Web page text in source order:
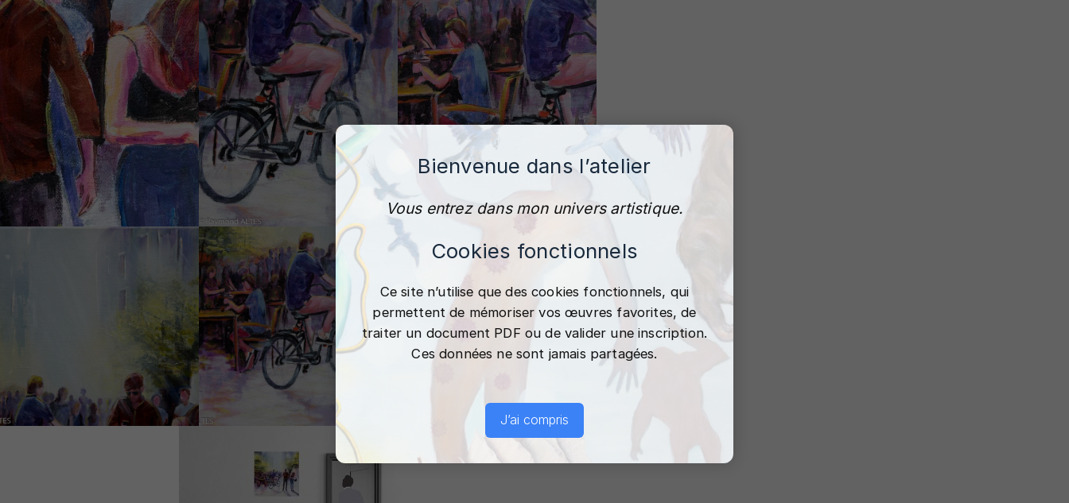
Bienvenue dans l’atelier
Vous entrez dans mon univers artistique.
Cookies fonctionnels
Ce site n’utilise que des cookies fonctionnels, qui
permettent de mémoriser vos œuvres favorites, de
traiter un document PDF ou de valider une inscription.
Ces données ne sont jamais partagées.
J’ai compris